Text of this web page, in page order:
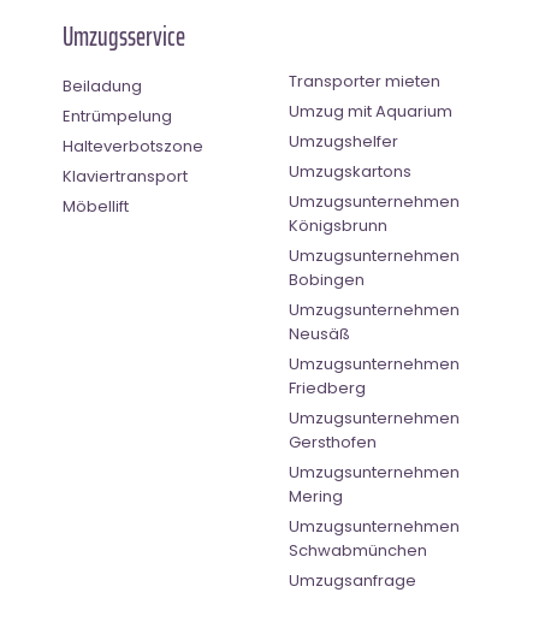
Umzugsservice
Beiladung
Entrümpelung
Halteverbotszone
Klaviertransport
Möbellift
Transporter mieten
Umzug mit Aquarium
Umzugshelfer
Umzugskartons
Umzugsunternehmen
Königsbrunn
Umzugsunternehmen
Bobingen
Umzugsunternehmen
Neusäß
Umzugsunternehmen
Friedberg
Umzugsunternehmen
Gersthofen
Umzugsunternehmen
Mering
Umzugsunternehmen
Schwabmünchen
Umzugsanfrage